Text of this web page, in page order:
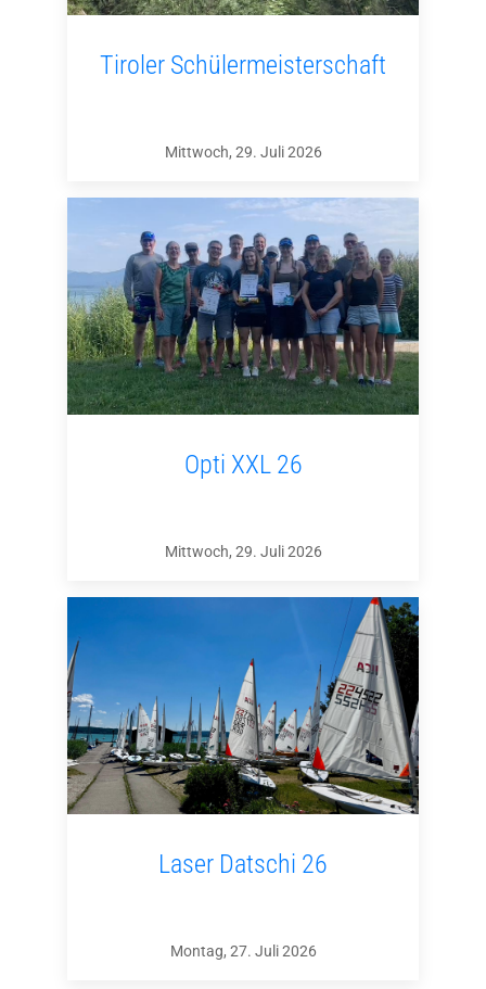
Tiroler Schülermeisterschaft
Mittwoch, 29. Juli 2026
Opti XXL 26
Mittwoch, 29. Juli 2026
Laser Datschi 26
Montag, 27. Juli 2026